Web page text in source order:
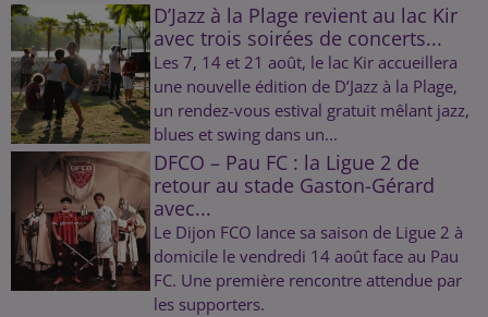
D’Jazz à la Plage revient au lac Kir
avec trois soirées de concerts...
Les 7, 14 et 21 août, le lac Kir accueillera
une nouvelle édition de D’Jazz à la Plage,
un rendez-vous estival gratuit mêlant jazz,
blues et swing dans un...
DFCO – Pau FC : la Ligue 2 de
retour au stade Gaston-Gérard
avec...
Le Dijon FCO lance sa saison de Ligue 2 à
domicile le vendredi 14 août face au Pau
FC. Une première rencontre attendue par
les supporters.